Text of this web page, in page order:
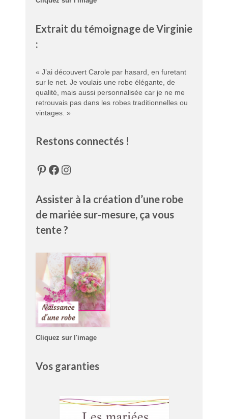
Extrait du témoignage de Virginie
:
« J’ai découvert Carole par hasard, en furetant
sur le net. Je voulais une robe élégante, de
qualité, mais aussi personnalisée car je ne me
retrouvais pas dans les robes traditionnelles ou
vintages. »
Restons connectés !
Pinterest
Facebook
Instagram
Assister à la création d’une robe
de mariée sur-mesure, ça vous
tente ?
Cliquez sur l'image
Vos garanties